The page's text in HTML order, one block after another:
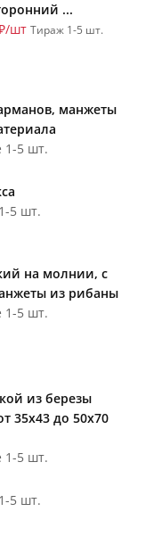
...
шт Тираж 1-5 шт.
манжеты
1-5 шт.
5 шт.
на молнии, с
из рибаны
1-5 шт.
из березы
35х43 до 50х70
1-5 шт.
5 шт.